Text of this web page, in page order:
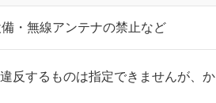
・無線アンテナの禁止など
反するものは指定できませんが、か